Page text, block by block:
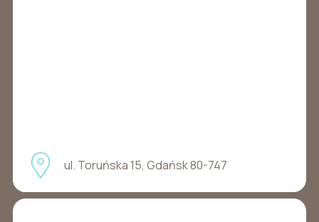
ul. Toruńska 15, Gdańsk 80-747